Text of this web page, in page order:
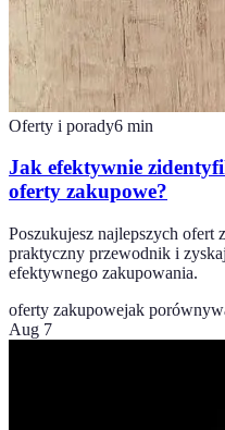
Oferty i porady6 min
Jak efektywnie
oferty zakupowe?
Poszukujesz najlepszych ofert
praktyczny przewodnik i
efektywnego zakupowania.
oferty zakupowejak
Aug 7